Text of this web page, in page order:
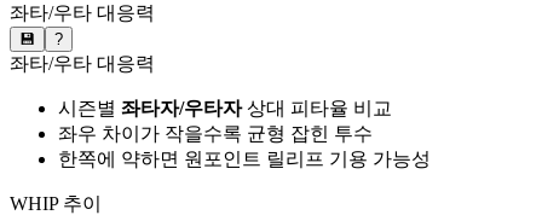
좌타/우타 대응력
💾 ?
좌타/우타 대응력
시즌별 좌타자/우타자상대 피타율 비교
좌우 차이가 작을수록 균형 잡힌 투수
한쪽에 약하면 원포인트 릴리프 기용 가능성
WHIP 추이